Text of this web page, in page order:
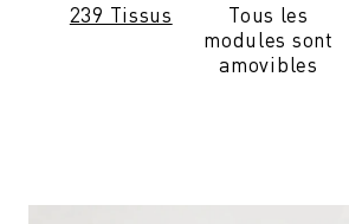
239 Tissus
Tous les
modules sont
amovibles